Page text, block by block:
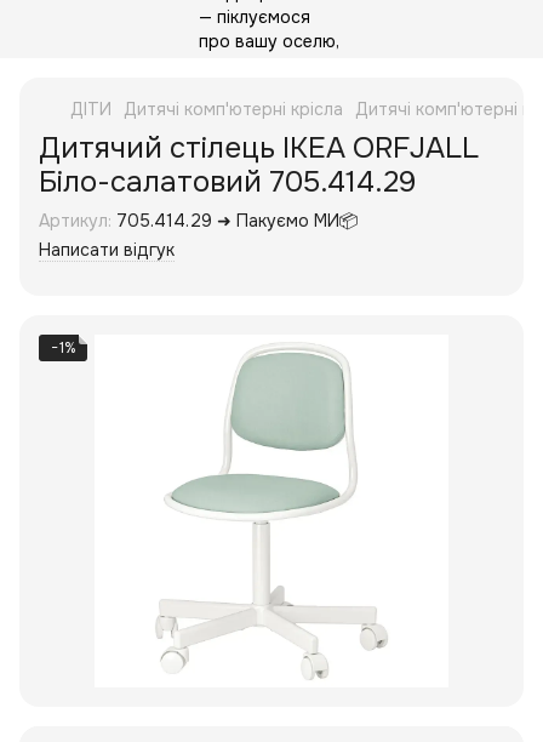
ДІТИ Дитячі комп'ютерні крісла Дитячі комп'ютерні
Дитячий стілець IKEA ORFJALL
Біло-салатовий 705.414.29
Артикул: 705.414.29 ➜ Пакуємо МИ📦
Написати відгук
−1%